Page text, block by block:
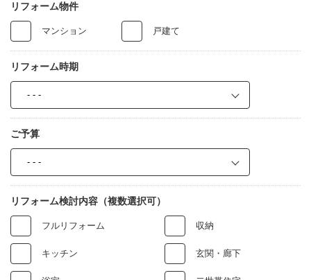
リフォーム物件
マンション 戸建て
リフォーム時期
ご予算
リフォーム検討内容 （複数選択可）
フルリフォーム
キッチン
収納
玄関・廊下